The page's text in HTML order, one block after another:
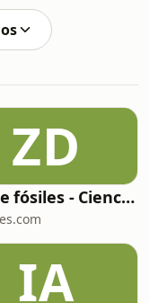
una
de
hacen
servici
ZD
Zoo de fósiles - Cienciaes.com
IA